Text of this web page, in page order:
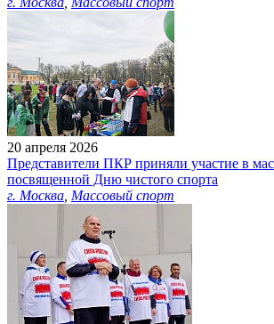
20 апреля 2026
Представители ПКР приняли участие в
посвященной Дню чистого спорта
г. Москва Массовый спорт